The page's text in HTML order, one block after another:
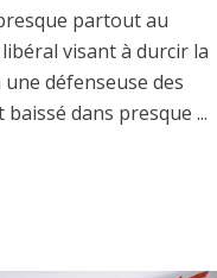
partout au
visant à durcir la
défenseuse des
dans presque ...